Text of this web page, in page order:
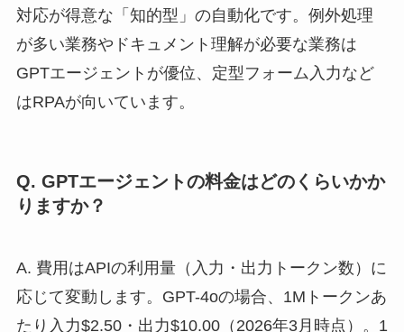
対応が得意な「知的型」の自動化です。例外処理
が多い業務やドキュメント理解が必要な業務は
GPTエージェントが優位、定型フォーム入力など
はRPAが向いています。
Q. GPTエージェントの料金はどのくらいかか
りますか？
A. 費用はAPIの利用量（入力・出力トークン数）に
応じて変動します。GPT-4oの場合、1Mトークンあ
たり入力$2.50・出力$10.00（2026年3月時点）。1